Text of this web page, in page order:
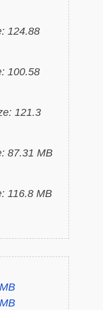
124.88
100.58
121.3
87.31 MB
116.8 MB